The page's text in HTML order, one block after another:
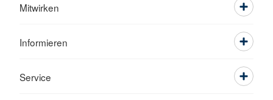
Mitwirken
Informieren
Service